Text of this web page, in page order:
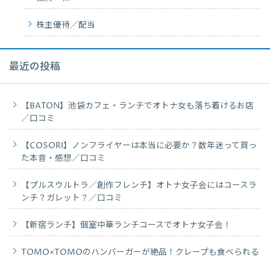
株主優待／配当
最近の投稿
【BATON】池袋カフェ・ランチでオトナ女も落ち着けるお店
／口コミ
【COSORI】ノンフライヤーは本当に必要か？数年迷って買っ
た本音・感想／口コミ
【プルスウルトラ／創作フレンチ】オトナ女子会にはコースラ
ンチ？ガレット？／口コミ
【新宿ランチ】個室中華ランチコースでオトナ女子会！
TOMO×TOMOのハンバーガーが絶品！クレープも食べられる